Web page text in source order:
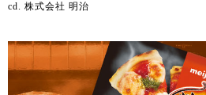
cd. 株式会社 明治